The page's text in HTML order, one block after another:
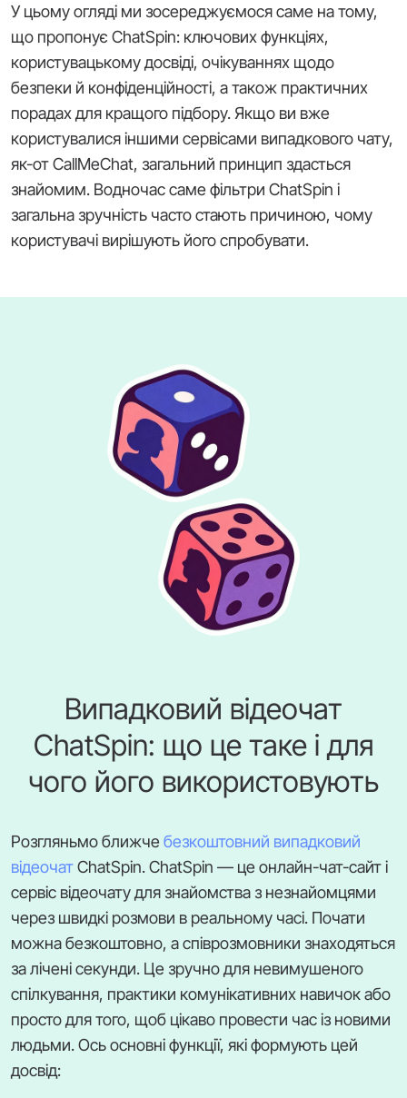
У цьому огляді ми зосереджуємося саме на тому,
що пропонує ChatSpin: ключових функціях,
користувацькому досвіді, очікуваннях щодо
безпеки й конфіденційності, а також практичних
порадах для кращого підбору. Якщо ви вже
користувалися іншими сервісами випадкового чату,
як-от CallMeChat, загальний принцип здасться
знайомим. Водночас саме фільтри ChatSpin і
загальна зручність часто стають причиною, чому
користувачі вирішують його спробувати.
Випадковий відеочат
ChatSpin: що це таке і для
чого його використовують
Розгляньмо ближче безкоштовний випадковий
відеочатChatSpin. ChatSpin — це онлайн-чат-сайт і
сервіс відеочату для знайомства з незнайомцями
через швидкі розмови в реальному часі. Почати
можна безкоштовно, а співрозмовники знаходяться
за лічені секунди. Це зручно для невимушеного
спілкування, практики комунікативних навичок або
просто для того, щоб цікаво провести час із новими
людьми. Ось основні функції, які формують цей
досвід: